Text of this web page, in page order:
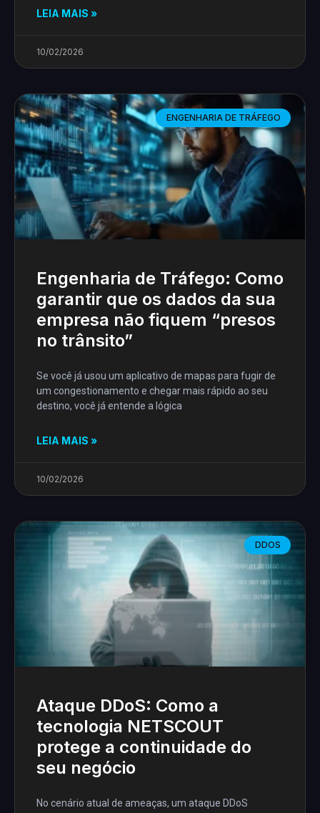
LEIA MAIS »
10/02/2026
ENGENHARIA DE TRÁFEGO
Engenharia de Tráfego: Como
garantir que os dados da sua
empresa não fiquem “presos
no trânsito”
Se você já usou um aplicativo de mapas para fugir de
um congestionamento e chegar mais rápido ao seu
destino, você já entende a lógica
LEIA MAIS »
10/02/2026
DDOS
Ataque DDoS: Como a
tecnologia NETSCOUT
protege a continuidade do
seu negócio
No cenário atual de ameaças, um ataque DDoS